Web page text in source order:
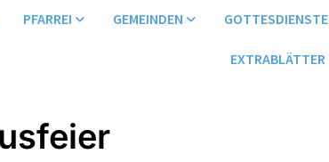
PFARREI GEMEINDEN GOTTESDIENSTE
EXTRABLÄTTER